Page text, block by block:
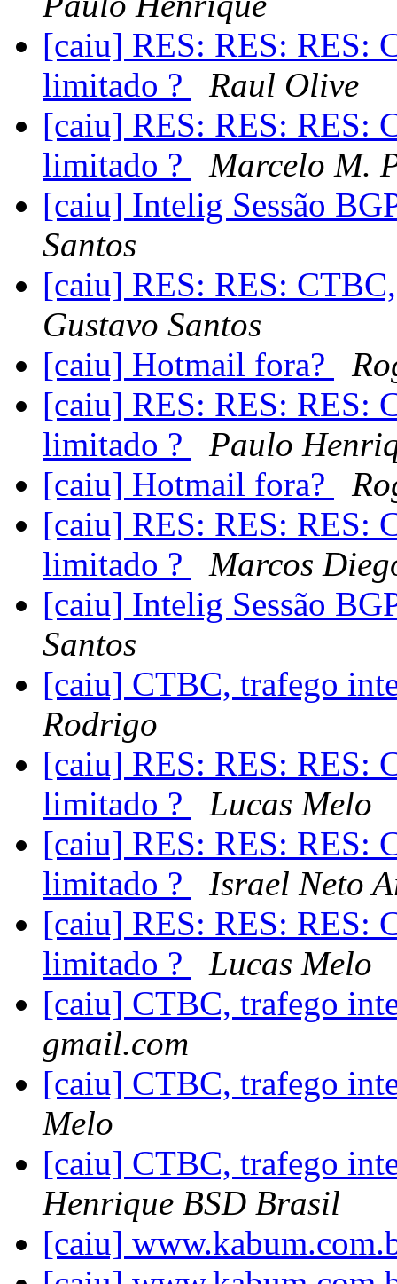
[caiu] RES: RES: RES:
limitado ?
Raul Olive
[caiu] RES: RES: RES:
limitado ?
Marcelo M.
[caiu] Intelig Sessão
Santos
[caiu] RES: RES:
Gustavo Santos
[caiu] Hotmail fora?
[caiu] RES: RES: RES:
limitado ?
Paulo
[caiu] Hotmail fora?
[caiu] RES: RES: RES:
limitado ?
Marcos
[caiu] Intelig Sessão
Santos
[caiu] CTBC, trafego
Rodrigo
[caiu] RES: RES: RES:
limitado ?
Lucas Melo
[caiu] RES: RES: RES:
limitado ?
Israel Neto
[caiu] RES: RES: RES:
limitado ?
Lucas Melo
[caiu] CTBC, trafego
gmail.com
[caiu] CTBC, trafego
Melo
[caiu] CTBC, trafego
Henrique BSD Brasil
[caiu]